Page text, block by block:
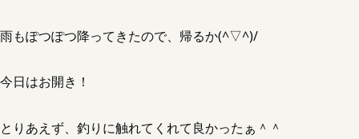
雨もぽつぽつ降ってきたので、帰るか(^▽^)/
今日はお開き！
とりあえず、釣りに触れてくれて良かったぁ＾＾